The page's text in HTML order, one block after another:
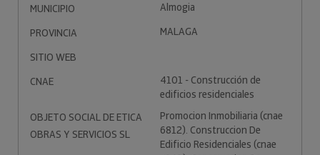
MUNICIPIO
Almogia
PROVINCIA
MALAGA
SITIO WEB
CNAE
4101 - Construcción de
edificios residenciales
OBJETO SOCIAL DE ETICA
OBRAS Y SERVICIOS SL
Promocion Inmobiliaria (cnae
6812). Construccion De
Edificio Residenciales (cnae